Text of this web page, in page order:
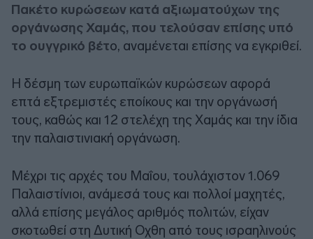
Πακέτο κυρώσεων κατά αξιωματούχων της
οργάνωσης Χαμάς, που τελούσαν επίσης υπό
το ουγγρικό βέτο, αναμένεται επίσης να εγκριθεί.
Η δέσμη των ευρωπαϊκών κυρώσεων αφορά
επτά εξτρεμιστές εποίκους και την οργάνωσή
τους, καθώς και 12 στελέχη της Χαμάς και την ίδια
την παλαιστινιακή οργάνωση.
Μέχρι τις αρχές του Μαΐου, τουλάχιστον 1.069
Παλαιστίνιοι, ανάμεσά τους και πολλοί μαχητές,
αλλά επίσης μεγάλος αριθμός πολιτών, είχαν
σκοτωθεί στη Δυτική Οχθη από τους ισραηλινούς